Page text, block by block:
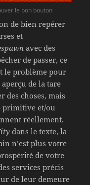
le bon bouton
de bien repérer
et
avec des
de passer, ce
le problème pour
de la tare
des choses, mais
primitive et/ou
réellement.
dans le texte, la
n’est plus votre
de votre
services précis
de leur demeure